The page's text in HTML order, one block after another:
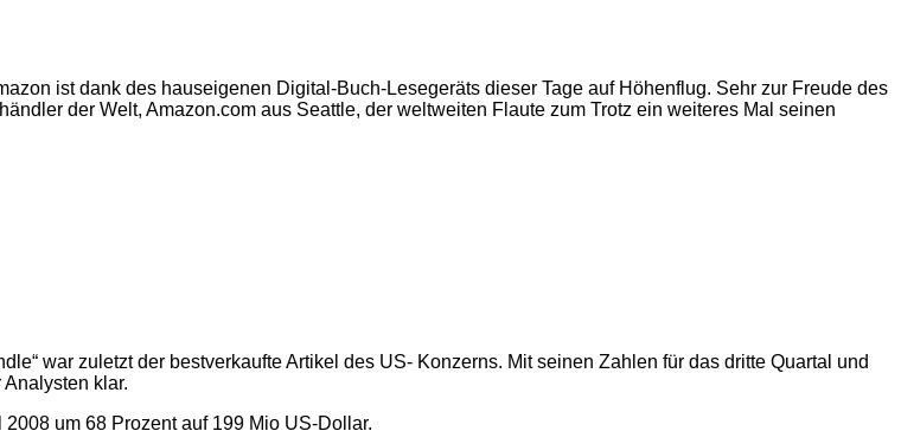
ist dank des hauseigenen Digital-Buch-Lesegeräts dieser Tage auf Höhenflug. Sehr zur Freude des
der Welt, Amazon.com aus Seattle, der weltweiten Flaute zum Trotz ein weiteres Mal seinen
war zuletzt der bestverkaufte Artikel des US- Konzerns. Mit seinen Zahlen für das dritte Quartal und
klar.
um 68 Prozent auf 199 Mio US-Dollar.